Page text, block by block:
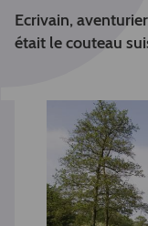
Ecrivain,
était le couteau